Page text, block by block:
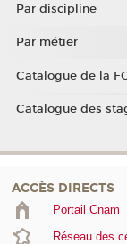
Par discipline
Par métier
Catalogue de la
Catalogue des
ACCÈS DIRECTS
Portail Cnam
Réseau des